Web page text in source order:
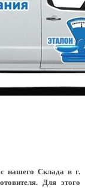
нашего Склада в г.
Для этого